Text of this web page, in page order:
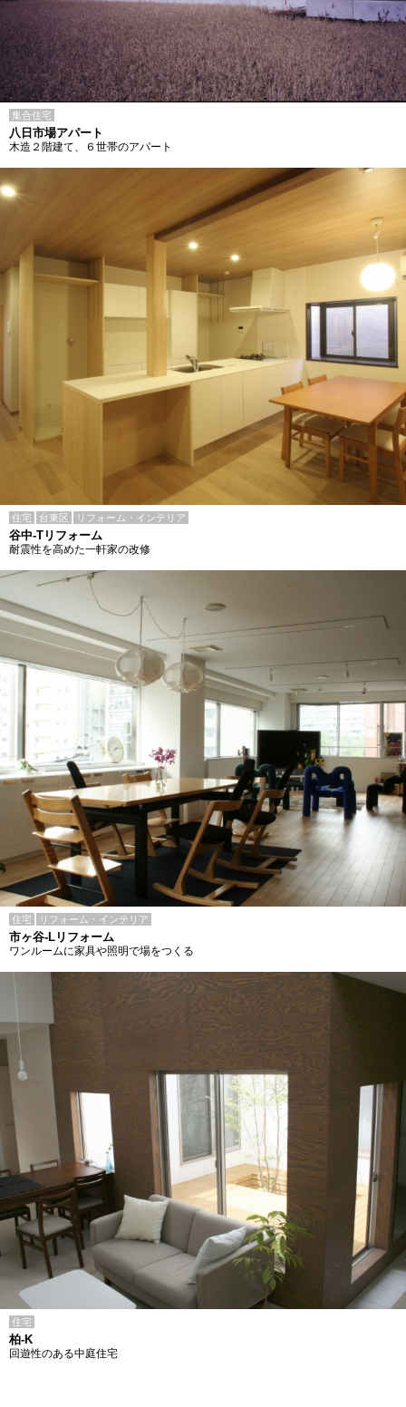
集合住宅
八日市場アパート
木造２階建て、６世帯のアパート
住宅 台東区 リフォーム・インテリア
谷中-Tリフォーム
耐震性を高めた一軒家の改修
住宅 リフォーム・インテリア
市ヶ谷-Lリフォーム
ワンルームに家具や照明で場をつくる
住宅
柏-K
回遊性のある中庭住宅